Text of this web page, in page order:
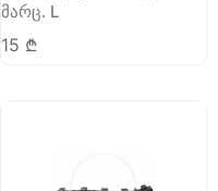
მარც. L
15 ₾